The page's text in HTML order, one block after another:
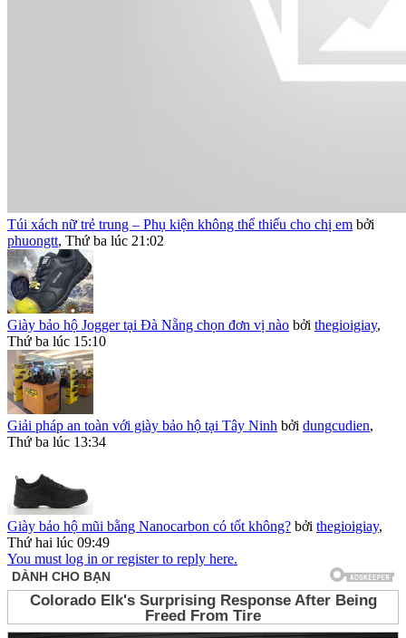
Túi xách nữ trẻ trung – Phụ kiện không thể thiếu cho chị em bởi
phuongtt, Thứ ba lúc 21:02
Giày bảo hộ Jogger tại Đà Nẵng chọn đơn vị nào bởi thegioigiay,
Thứ ba lúc 15:10
Giải pháp an toàn với giày bảo hộ tại Tây Ninh bởi dungcudien,
Thứ ba lúc 13:34
Giày bảo hộ mũi bằng Nanocarbon có tốt không? bởi thegioigiay,
Thứ hai lúc 09:49
You must log in or register to reply here.